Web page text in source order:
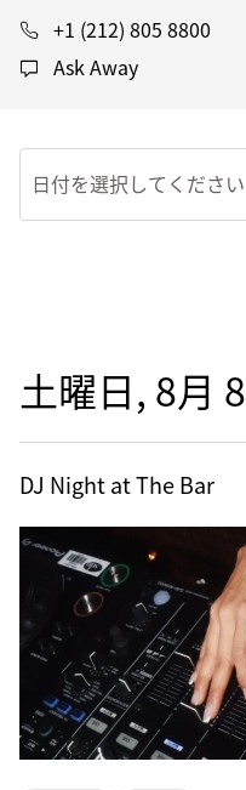
+1 (212) 805 8800
Ask Away
日付を選択してください
土曜日, 8月 8
DJ Night at The Bar